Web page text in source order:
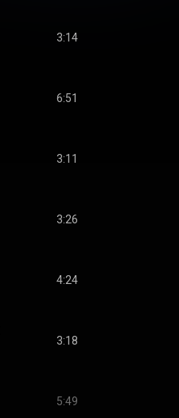
3:14
6:51
3:11
3:26
4:24
3:18
5:49